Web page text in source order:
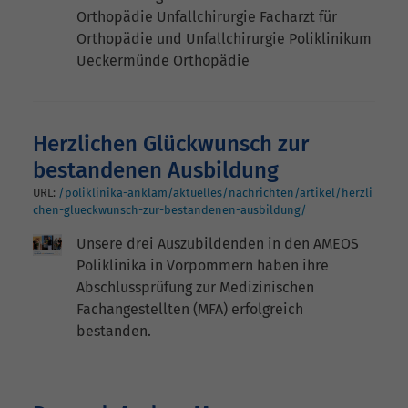
Orthopädie Unfallchirurgie Facharzt für
Orthopädie und Unfallchirurgie Poliklinikum
Ueckermünde Orthopädie
Herzlichen Glückwunsch zur
bestandenen Ausbildung
URL: /poliklinika-anklam/aktuelles/nachrichten/artikel/herzli
chen-glueckwunsch-zur-bestandenen-ausbildung/
Unsere drei Auszubildenden in den AMEOS
Poliklinika in Vorpommern haben ihre
Abschlussprüfung zur Medizinischen
Fachangestellten (MFA) erfolgreich
bestanden.